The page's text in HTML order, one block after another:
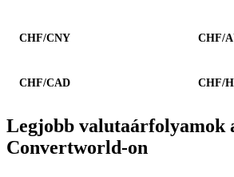
CHF/CNY CHF/
CHF/CAD CHF/
Legjobb valutaárfolyamok
Convertworld-on